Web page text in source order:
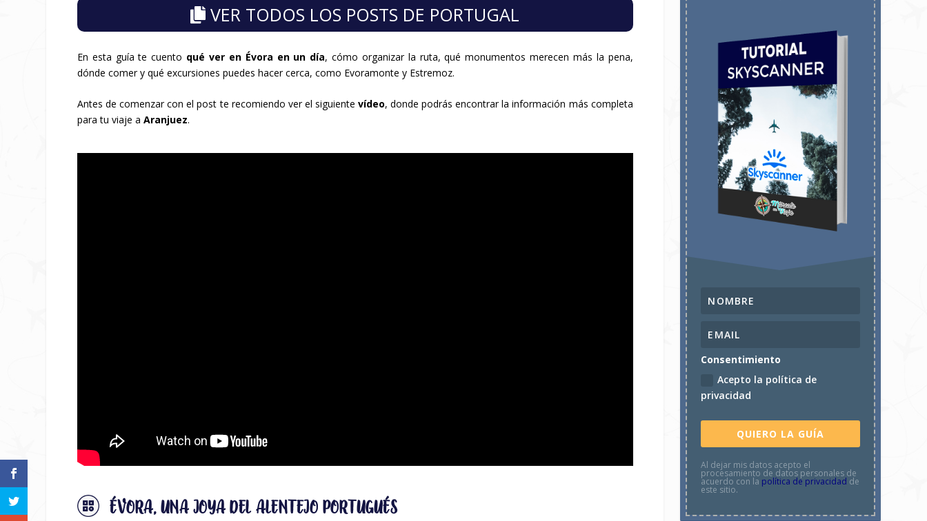
VER TODOS LOS POSTS DE PORTUGAL
En esta guía te cuento qué ver en Évora en un día, cómo organizar la ruta, qué monumentos merecen más la pena,
dónde comer y qué excursiones puedes hacer cerca, como Evoramonte y Estremoz.
Antes de comenzar con el post te recomiendo ver el siguiente vídeo, donde podrás encontrar la información más completa
para tu viaje a Aranjuez.
ÉVORA, UNA JOYA DEL ALENTEJO PORTUGUÉS
Consentimiento
Acepto la política de
privacidad
QUIERO LA GUÍA
Al dejar mis datos acepto el
procesamiento de datos personales de
acuerdo con la política de privacidad de
este sitio.